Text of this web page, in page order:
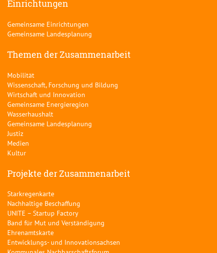
Einrichtungen
Gemeinsame Einrichtungen
Gemeinsame Landesplanung
Themen der Zusammenarbeit
Mobilität
Wissenschaft, Forschung und Bildung
Wirtschaft und Innovation
Gemeinsame Energieregion
Wasserhaushalt
Gemeinsame Landesplanung
Justiz
Medien
Kultur
Projekte der Zusammenarbeit
Starkregenkarte
Nachhaltige Beschaffung
UNITE – Startup Factory
Band für Mut und Verständigung
Ehrenamtskarte
Entwicklungs- und Innovationsachsen